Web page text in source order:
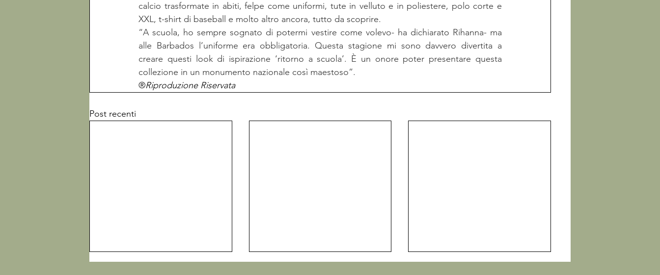
calcio trasformate in abiti, felpe come uniformi, tute in velluto e in poliestere, polo corte e
XXL, t-shirt di baseball e molto altro ancora, tutto da scoprire.
“A scuola, ho sempre sognato di potermi vestire come volevo- ha dichiarato Rihanna- ma
alle Barbados l’uniforme era obbligatoria. Questa stagione mi sono davvero divertita a
collezione in un monumento nazionale così maestoso”.
®Riproduzione Riservata
Post recenti